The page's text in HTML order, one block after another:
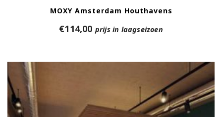
MOXY Amsterdam Houthavens
€114,00 prijs in laagseizoen